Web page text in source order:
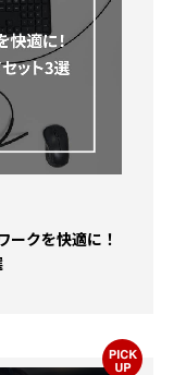
ークを快適に！